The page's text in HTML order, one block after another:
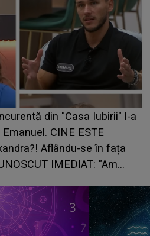
din "Casa Iubirii" l-a
CINE ESTE
Aflându-se în fața
IMEDIAT: "Am